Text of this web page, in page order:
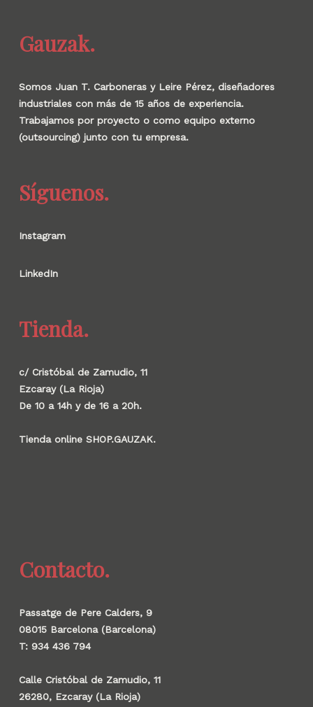
Gauzak.
Somos Juan T. Carboneras y Leire Pérez, diseñadores
industriales con más de 15 años de experiencia.
Trabajamos por proyecto o como equipo externo
(outsourcing) junto con tu empresa.
Síguenos.
Instagram
LinkedIn
Tienda.
c/ Cristóbal de Zamudio, 11
Ezcaray (La Rioja)
De 10 a 14h y de 16 a 20h.
Tienda online SHOP.GAUZAK.
Contacto.
Passatge de Pere Calders, 9
08015 Barcelona (Barcelona)
T: 934 436 794
Calle Cristóbal de Zamudio, 11
26280, Ezcaray (La Rioja)